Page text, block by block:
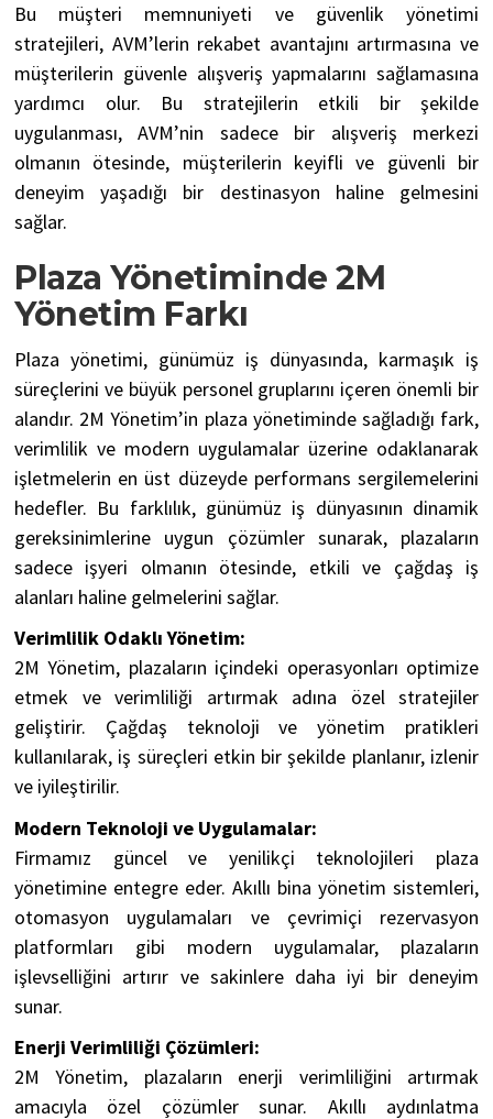
Bu müşteri memnuniyeti ve güvenlik yönetimi
stratejileri, AVM’lerin rekabet avantajını artırmasına ve
müşterilerin güvenle alışveriş yapmalarını sağlamasına
yardımcı olur. Bu stratejilerin etkili bir şekilde
uygulanması, AVM’nin sadece bir alışveriş merkezi
olmanın ötesinde, müşterilerin keyifli ve güvenli bir
deneyim yaşadığı bir destinasyon haline gelmesini
sağlar.
Plaza Yönetiminde 2M
Yönetim Farkı
Plaza yönetimi, günümüz iş dünyasında, karmaşık iş
süreçlerini ve büyük personel gruplarını içeren önemli bir
alandır. 2M Yönetim’in plaza yönetiminde sağladığı fark,
verimlilik ve modern uygulamalar üzerine odaklanarak
işletmelerin en üst düzeyde performans sergilemelerini
hedefler. Bu farklılık, günümüz iş dünyasının dinamik
gereksinimlerine uygun çözümler sunarak, plazaların
sadece işyeri olmanın ötesinde, etkili ve çağdaş iş
alanları haline gelmelerini sağlar.
Verimlilik Odaklı Yönetim:
2M Yönetim, plazaların içindeki operasyonları optimize
etmek ve verimliliği artırmak adına özel stratejiler
geliştirir. Çağdaş teknoloji ve yönetim pratikleri
kullanılarak, iş süreçleri etkin bir şekilde planlanır, izlenir
ve iyileştirilir.
Modern Teknoloji ve Uygulamalar:
Firmamız güncel ve yenilikçi teknolojileri plaza
yönetimine entegre eder. Akıllı bina yönetim sistemleri,
otomasyon uygulamaları ve çevrimiçi rezervasyon
platformları gibi modern uygulamalar, plazaların
işlevselliğini artırır ve sakinlere daha iyi bir deneyim
sunar.
Enerji Verimliliği Çözümleri:
2M Yönetim, plazaların enerji verimliliğini artırmak
amacıyla özel çözümler sunar. Akıllı aydınlatma